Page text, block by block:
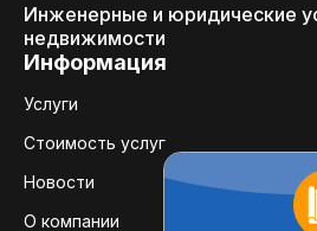
Инженерные и юридические
недвижимости
Информация
Услуги
Стоимость услуг
Новости
О компании